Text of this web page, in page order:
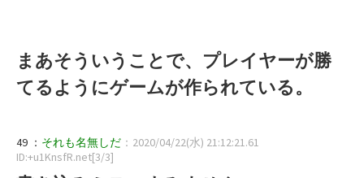
まあそういうことで、プレイヤーが勝
てるようにゲームが作られている。
49 ： それも名無しだ ：2020/04/22(水) 21:12:21.61
ID:+u1KnsfR.net[3/3]